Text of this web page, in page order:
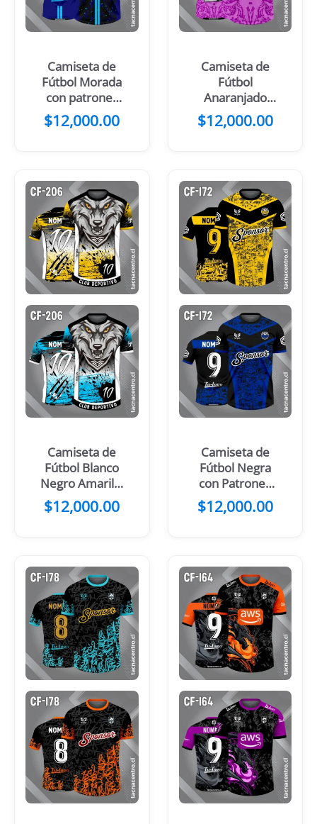
Camiseta de
Fútbol Morada
con patrones
de color negro
y 2 Lineas
$12,000.00
Camiseta de
Fútbol
Anaranjado
con Mangas y
Manchas
$12,000.00
Camiseta de
Fútbol Blanco
Negro Amarillo
con Cabeza de
Lobo
$12,000.00
Camiseta de
Fútbol Negra
con Patrones
Amarillos
$12,000.00